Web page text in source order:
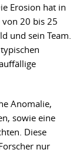
Erosion hat in
von 20 bis 25
und sein Team.
Anomalie,
sowie eine
Diese
nur